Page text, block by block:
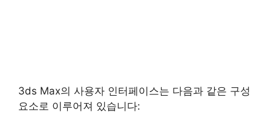
3ds Max의 사용자 인터페이스는 다음과 같은 구성
요소로 이루어져 있습니다: